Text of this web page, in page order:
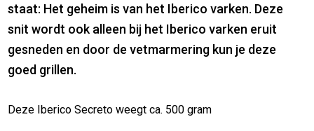
staat: Het geheim is van het Iberico varken. Deze
snit wordt ook alleen bij het Iberico varken eruit
gesneden en door de vetmarmering kun je deze
goed grillen.
Deze Iberico Secreto weegt ca. 500 gram